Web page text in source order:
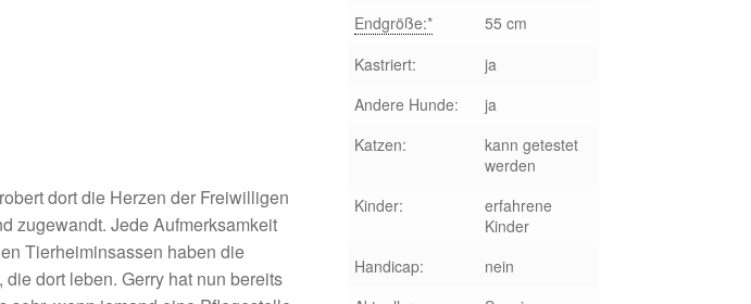
dort die Herzen der Freiwilligen
zugewandt. Jede Aufmerksamkeit
Tierheiminsassen haben die
dort leben. Gerry hat nun bereits
Endgröße:*
55 cm
Kastriert:
ja
Andere Hunde:
ja
Katzen:
kann getestet
werden
Kinder:
erfahrene
Kinder
Handicap:
nein